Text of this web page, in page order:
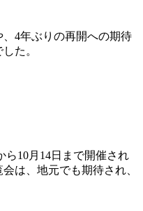
4年ぶりの再開への期待
た。
ら10月14日まで開催され
は、地元でも期待され、